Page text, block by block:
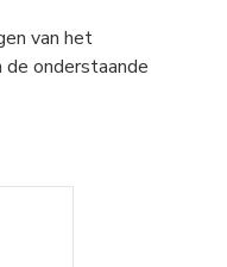
van het
de onderstaande